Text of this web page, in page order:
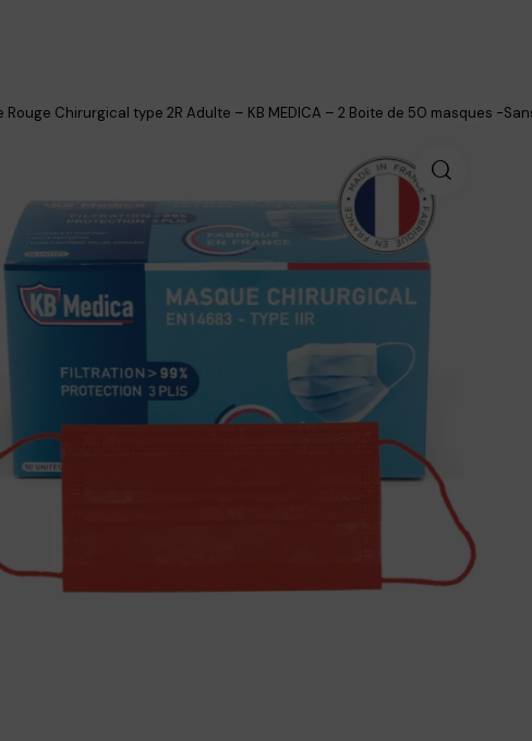
Rouge Chirurgical type 2R Adulte – KB MEDICA – 2 Boite de 50 masques -